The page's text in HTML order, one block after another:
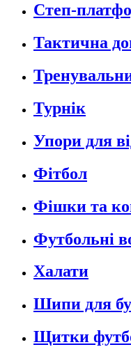
Степ-
Тактична
Турнік
Упори для
Фітбол
Фішки та
Футбольні
Халати
Шипи для
Щитки